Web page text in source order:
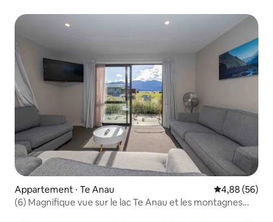
Appartement ⋅ Te Anau Évaluation
4,88 (56)
(6) Magnifique vue sur le lac Te Anau et les montagnes